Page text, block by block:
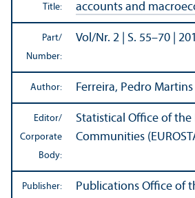
Title:
accounts and
Part/
Number:
Vol/Nr. 2 | S. 55–70 |
Author: Ferreira, Pedro Martins
Editor/
Corporate
Body:
Statistical Office of the
Communities
Publisher: Publications Office of